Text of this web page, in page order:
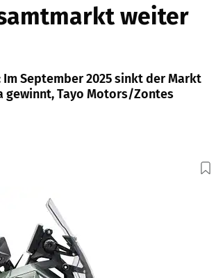
weiter
September 2025 sinkt der Markt
gewinnt, Tayo Motors/Zontes